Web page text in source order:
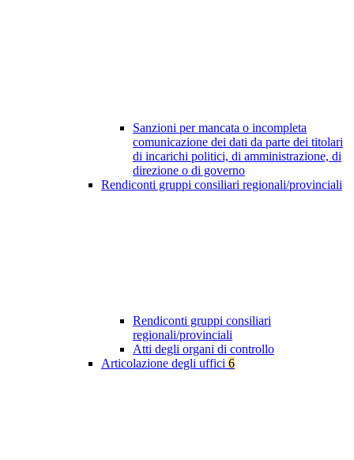
Sanzioni per mancata o incompleta
comunicazione dei dati da parte dei titolari
di incarichi politici, di amministrazione, di
direzione o di governo
Rendiconti gruppi consiliari regionali/provinciali
Rendiconti gruppi consiliari
regionali/provinciali
Atti degli organi di controllo
Articolazione degli uffici 6